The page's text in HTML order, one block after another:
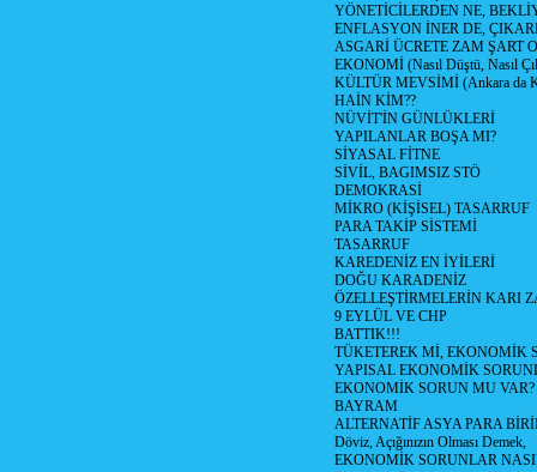
YÖNETİCİLERDEN NE,
ENFLASYON İNER DE,
ASGARİ ÜCRETE ZAM ŞART
EKONOMİ (Nasıl Düştü, Nasıl
KÜLTÜR MEVSİMİ (Ankara da
HAİN KİM??
NÜVİT'İN GÜNLÜKLERİ
YAPILANLAR BOŞA MI?
SİYASAL FİTNE
SİVİL, BAGIMSIZ STÖ
DEMOKRASİ
MİKRO (KİŞİSEL) TASARRUF
PARA TAKİP SİSTEMİ
TASARRUF
KAREDENİZ EN İYİLERİ
DOĞU KARADENİZ
ÖZELLEŞTİRMELERİN KARI
9 EYLÜL VE CHP
BATTIK!!!
TÜKETEREK Mİ, EKONOMİK
YAPISAL EKONOMİK
EKONOMİK SORUN MU VAR?
BAYRAM
ALTERNATİF ASYA PARA
Döviz, Açığınızın Olması Demek,
EKONOMİK SORUNLAR